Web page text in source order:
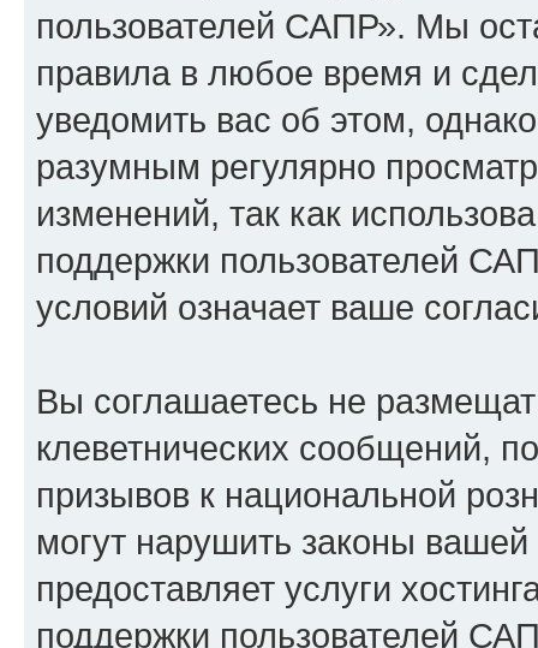
пользователей САПР». Мы
правила в любое время и
уведомить вас об этом,
разумным регулярно
изменений, так как
поддержки пользователей
условий означает ваше
Вы соглашаетесь не
клеветнических сообщений,
призывов к национальной
могут нарушить законы
предоставляет услуги
поддержки пользователей